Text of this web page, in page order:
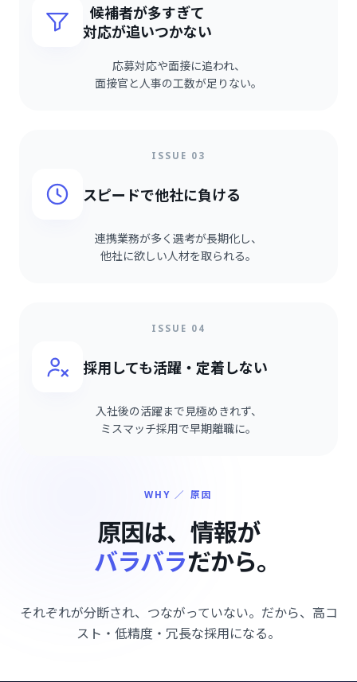
候補者が多すぎて
対応が追いつかない
応募対応や面接に追われ、
面接官と人事の工数が足りない。
ISSUE 03
スピードで他社に負ける
連携業務が多く選考が長期化し、
他社に欲しい人材を取られる。
ISSUE 04
採用しても活躍・定着しない
入社後の活躍まで見極めきれず、
ミスマッチ採用で早期離職に。
WHY ／ 原因
原因は、情報が
バラバラだから。
それぞれが分断され、つながっていない。だから、高コ
スト・低精度・冗長な採用になる。